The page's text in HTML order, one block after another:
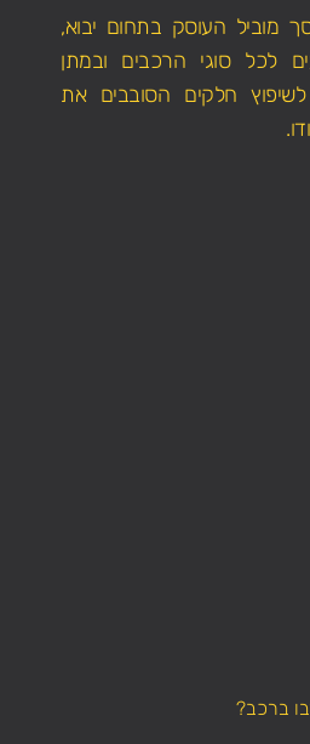
מוביל העוסק בתחום יבוא,
לכל סוגי הרכבים ובמתן
חלקים הסובבים את
ברכב?